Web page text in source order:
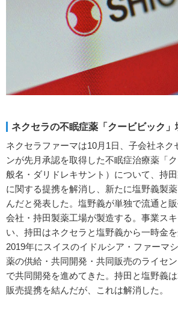
ネクセラの不眠症薬「クービビック
ネクセラファーマは10月1日、子会社ネク
ンが先月承認を取得した不眠症治療薬「
般名・ダリドレキサント）について、持
に関する提携を解消し、新たに塩野義製
んだと発表した。塩野義が単独で流通と
会社・持田製薬工場が製造する。事業ス
い、持田はネクセラと塩野義から一時金
2019年にスイスのイドルシア・ファーマ
薬の供給・共同開発・共同販売のライセ
で共同開発を進めてきた。持田と塩野義
販売提携を結んだが、これは解消した。